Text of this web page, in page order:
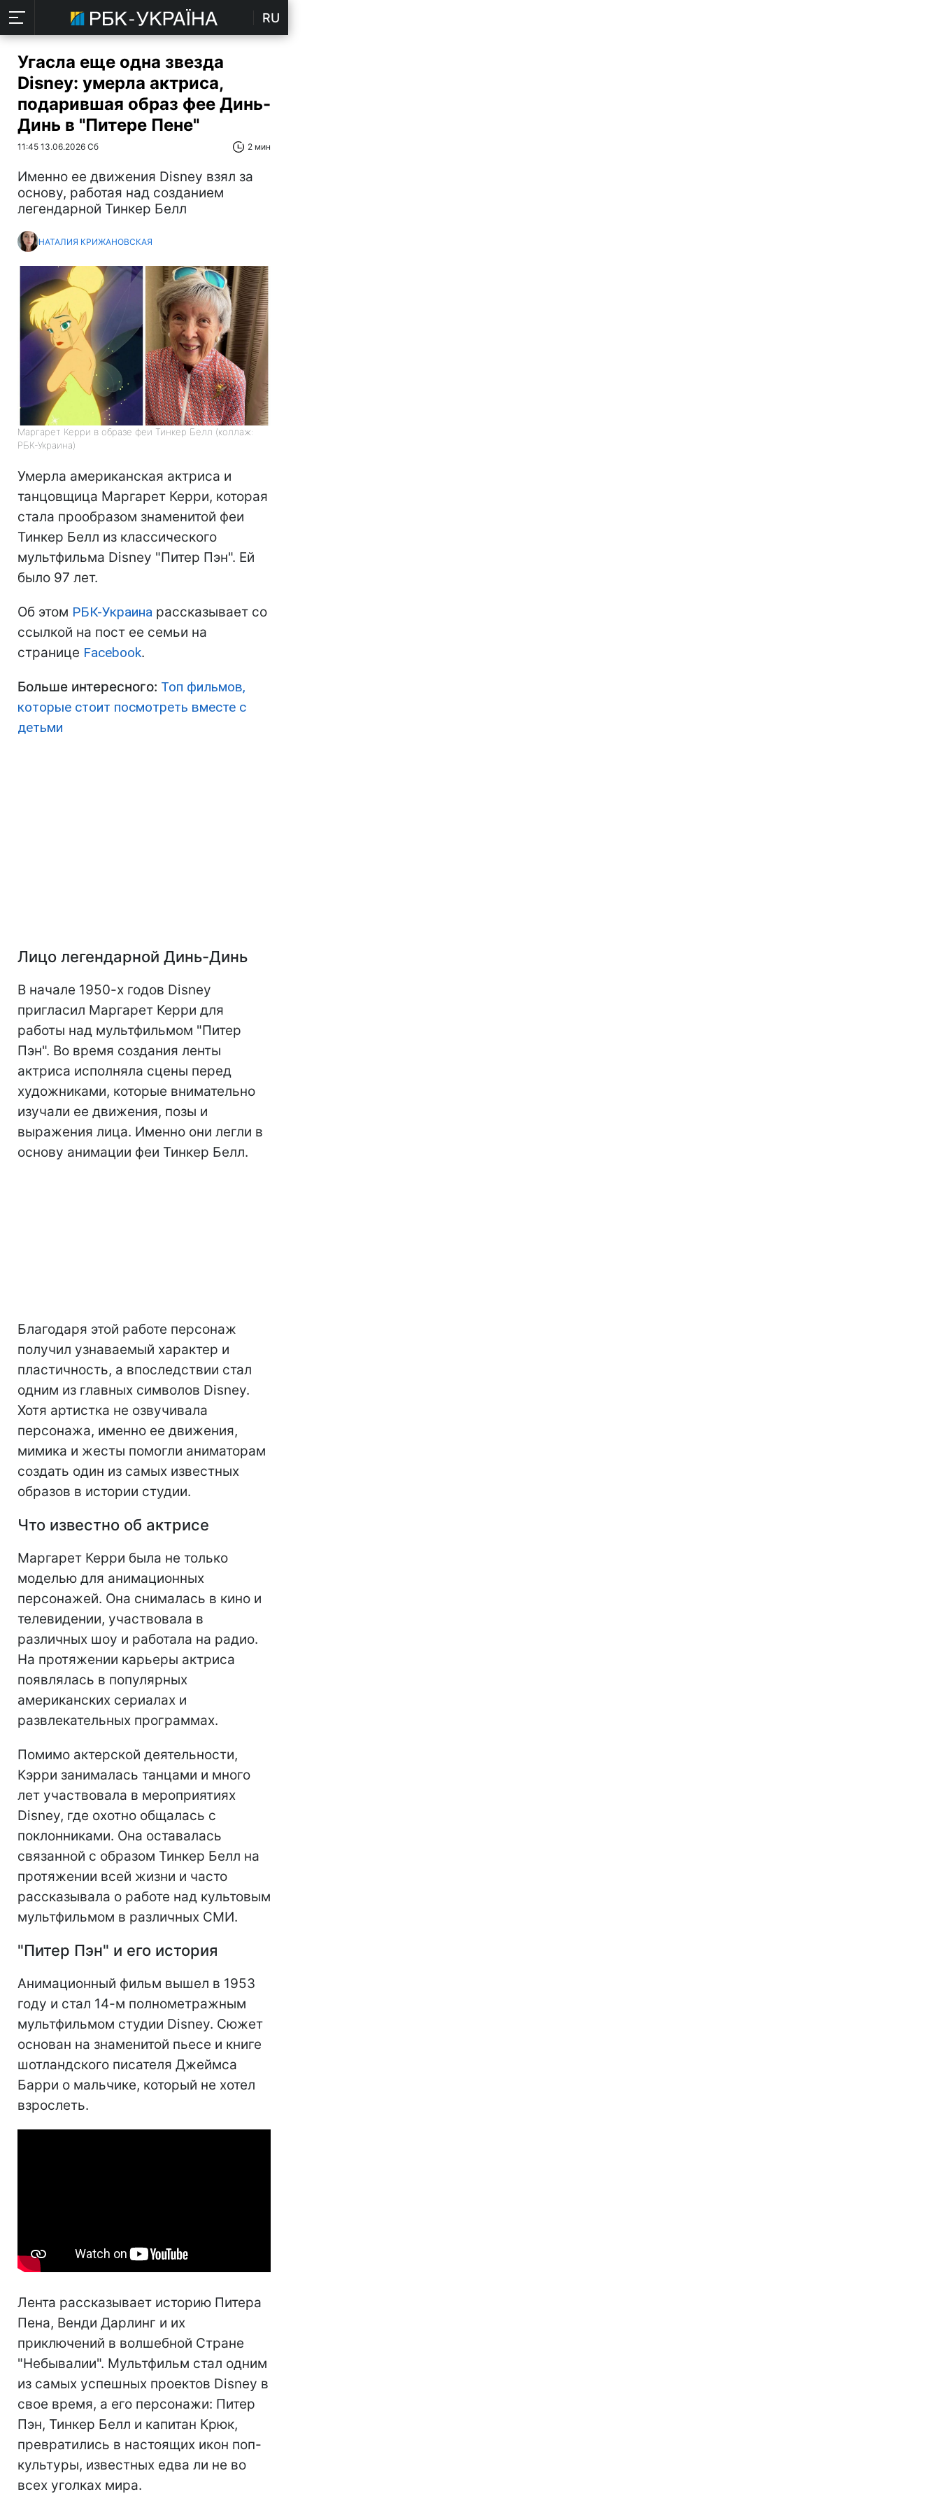
RU
Угасла еще одна звезда
Disney: умерла актриса,
подарившая образ фее Динь-
Динь в "Питере Пене"
11:45 13.06.2026 Сб 2 мин
Именно ее движения Disney взял за
основу, работая над созданием
легендарной Тинкер Белл
НАТАЛИЯ КРИЖАНОВСКАЯ
Маргарет Керри в образе феи Тинкер Белл (коллаж:
РБК-Украина)
Умерла американская актриса и
танцовщица Маргарет Керри, которая
стала прообразом знаменитой феи
Тинкер Белл из классического
мультфильма Disney "Питер Пэн". Ей
было 97 лет.
Об этом РБК-Украина рассказывает со
ссылкой на пост ее семьи на
странице Facebook.
Больше интересного: Топ фильмов,
которые стоит посмотреть вместе с
детьми
Лицо легендарной Динь-Динь
В начале 1950-х годов Disney
пригласил Маргарет Керри для
работы над мультфильмом "Питер
Пэн". Во время создания ленты
актриса исполняла сцены перед
художниками, которые внимательно
изучали ее движения, позы и
выражения лица. Именно они легли в
основу анимации феи Тинкер Белл.
Благодаря этой работе персонаж
получил узнаваемый характер и
пластичность, а впоследствии стал
одним из главных символов Disney.
Хотя артистка не озвучивала
персонажа, именно ее движения,
мимика и жесты помогли аниматорам
создать один из самых известных
образов в истории студии.
Что известно об актрисе
Маргарет Керри была не только
моделью для анимационных
персонажей. Она снималась в кино и
телевидении, участвовала в
различных шоу и работала на радио.
На протяжении карьеры актриса
появлялась в популярных
американских сериалах и
развлекательных программах.
Помимо актерской деятельности,
Кэрри занималась танцами и много
лет участвовала в мероприятиях
Disney, где охотно общалась с
поклонниками. Она оставалась
связанной с образом Тинкер Белл на
протяжении всей жизни и часто
рассказывала о работе над культовым
мультфильмом в различных СМИ.
"Питер Пэн" и его история
Анимационный фильм вышел в 1953
году и стал 14-м полнометражным
мультфильмом студии Disney. Сюжет
основан на знаменитой пьесе и книге
шотландского писателя Джеймса
Барри о мальчике, который не хотел
взрослеть.
Лента рассказывает историю Питера
Пена, Венди Дарлинг и их
приключений в волшебной Стране
"Небывалии". Мультфильм стал одним
из самых успешных проектов Disney в
свое время, а его персонажи: Питер
Пэн, Тинкер Белл и капитан Крюк,
превратились в настоящих икон поп-
культуры, известных едва ли не во
всех уголках мира.